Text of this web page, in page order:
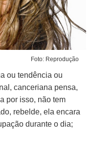
Foto: Reprodução
ou tendência ou
canceriana pensa,
por isso, não tem
rebelde, ela encara
durante o dia;